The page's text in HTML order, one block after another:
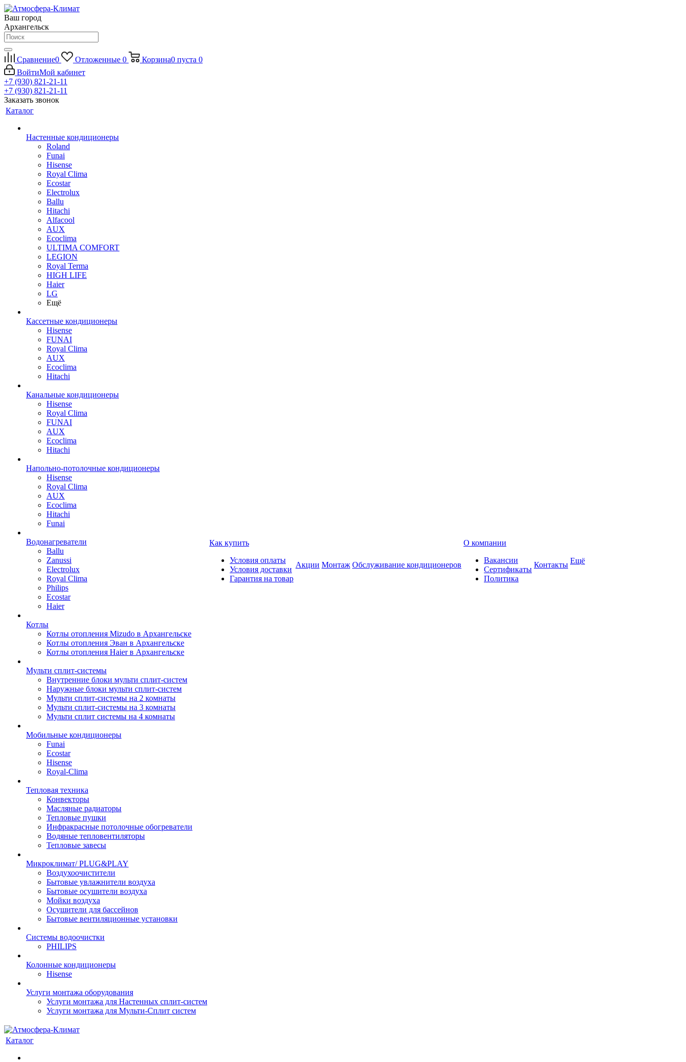
Ваш город
Архангельск
Сравнение0 Отложенные 0 Корзина0 пуста 0
ВойтиМой кабинет
+7 (930) 821-21-11
+7 (930) 821-21-11
Заказать звонок
Каталог
Настенные кондиционеры
Roland
Funai
Hisense
Royal Clima
Ecostar
Electrolux
Ballu
Hitachi
Alfacool
AUX
Ecoclima
ULTIMA COMFORT
LEGION
Royal Terma
HIGH LIFE
Haier
LG
Ещё
Кассетные кондиционеры
Hisense
FUNAI
Royal Clima
AUX
Ecoclima
Hitachi
Канальные кондиционеры
Hisense
Royal Clima
FUNAI
AUX
Ecoclima
Hitachi
Напольно-потолочные кондиционеры
Hisense
Royal Clima
AUX
Ecoclima
Hitachi
Funai
Водонагреватели
Ballu
Zanussi
Electrolux
Royal Clima
Philips
Ecostar
Haier
Котлы
Котлы отопления Mizudo в Архангельске
Котлы отопления Эван в Архангельске
Котлы отопления Haier в Архангельске
Мульти сплит-системы
Внутренние блоки мульти сплит-систем
Наружные блоки мульти сплит-систем
Мульти сплит-системы на 2 комнаты
Мульти сплит-системы на 3 комнаты
Мульти сплит системы на 4 комнаты
Мобильные кондиционеры
Funai
Ecostar
Hisense
Royal-Clima
Тепловая техника
Конвекторы
Масляные радиаторы
Тепловые пушки
Инфракрасные потолочные обогреватели
Водяные тепловентиляторы
Тепловые завесы
Микроклимат/ PLUG&PLAY
Воздухоочистители
Бытовые увлажнители воздуха
Бытовые осушители воздуха
Мойки воздуха
Осушители для бассейнов
Бытовые вентиляционные установки
Системы водоочистки
PHILIPS
Колонные кондиционеры
Hisense
Услуги монтажа оборудования
Услуги монтажа для Настенных сплит-систем
Услуги монтажа для Мульти-Сплит систем
Как купить
Условия оплаты
Условия доставки
Гарантия на товар
Акции Монтаж Обслуживание кондиционеров
О компании
Вакансии
Сертификаты
Политика
Контакты Ещё
Каталог